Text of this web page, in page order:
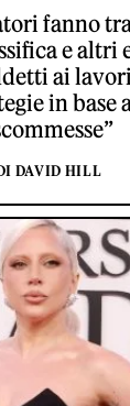
fanno
e altri
ai
in base
DAVID HILL